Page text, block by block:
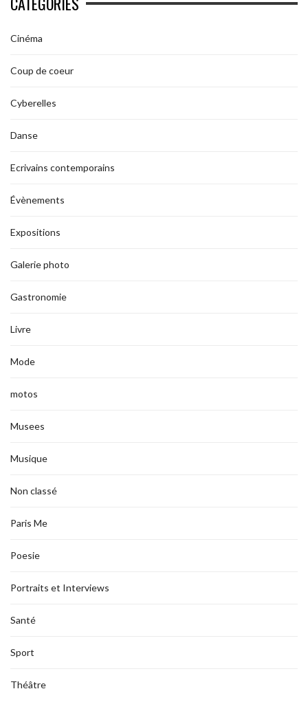
Cinéma
Coup de coeur
Cyberelles
Danse
Ecrivains contemporains
Évènements
Expositions
Galerie photo
Gastronomie
Livre
Mode
motos
Musees
Musique
Non classé
Paris Me
Poesie
Portraits et Interviews
Santé
Sport
Théâtre